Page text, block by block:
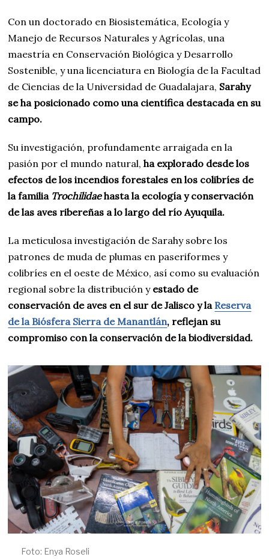
Con un doctorado en Biosistemática, Ecología y
Manejo de Recursos Naturales y Agrícolas, una
maestría en Conservación Biológica y Desarrollo
Sostenible, y una licenciatura en Biología de la Facultad
de Ciencias de la Universidad de Guadalajara, Sarahy
se ha posicionado como una científica destacada en su
campo.
Su investigación, profundamente arraigada en la
pasión por el mundo natural,ha explorado desde los
efectos de los incendios forestales en los colibríes de
la familia Trochilidaehasta la ecología y conservación
de las aves ribereñas a lo largo del río Ayuquila.
La meticulosa investigación de Sarahy sobre los
patrones de muda de plumas en paseriformes y
colibríes en el oeste de México, así como su evaluación
regional sobre la distribución y estado de
conservación de aves en el sur de Jalisco y la Reserva
de la Biósfera Sierra de Manantlán, reflejan su
compromiso con la conservación de la biodiversidad.
Foto: Enya Roseli